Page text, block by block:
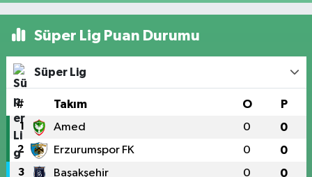
Süper Lig Puan Durumu
Süper Lig
# Takım O P
1 Amed 0 0
2 Erzurumspor FK 0 0
3 Başakşehir 0 0